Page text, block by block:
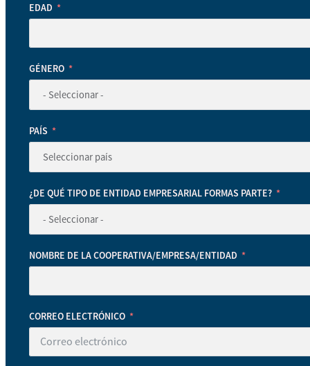
EDAD
GÉNERO
PAÍS
¿DE QUÉ TIPO DE ENTIDAD EMPRESARIAL FORMAS PARTE?
NOMBRE DE LA COOPERATIVA/EMPRESA/ENTIDAD
CORREO ELECTRÓNICO